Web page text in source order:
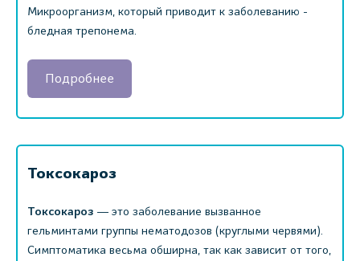
Микроорганизм, который приводит к заболеванию -
бледная трепонема.
Подробнее
Токсокароз
Токсокароз ― это заболевание вызванное
гельминтами группы нематодозов (круглыми червями).
Симптоматика весьма обширна, так как зависит от того,